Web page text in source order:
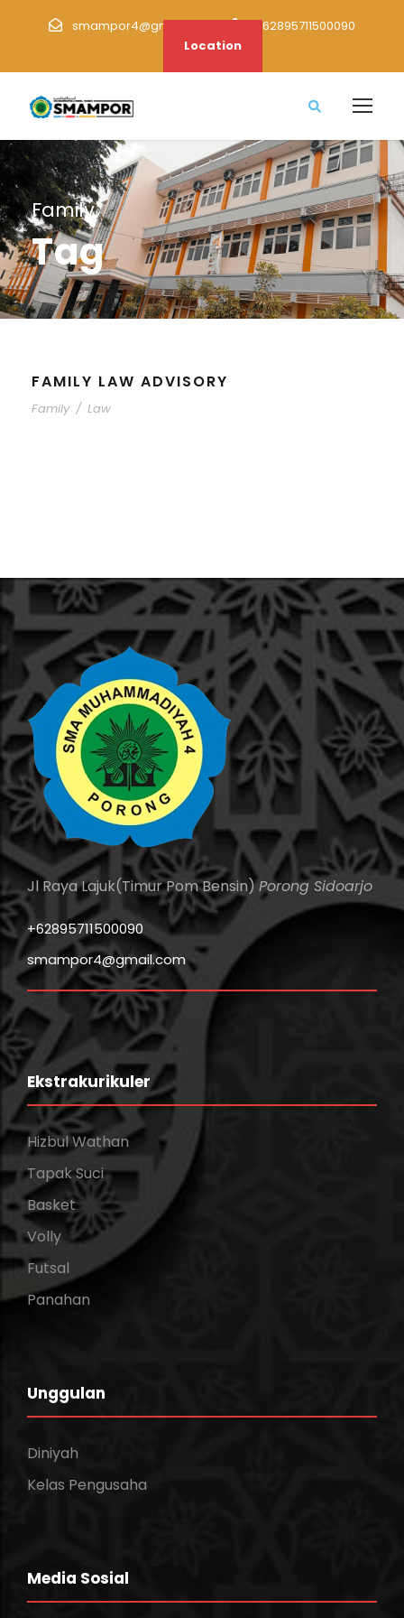
smampor4@gmail.com
+62895711500090
Location
Family
Tag
FAMILY LAW ADVISORY
Family / Law
Jl Raya Lajuk(Timur Pom Bensin)Porong Sidoarjo
+62895711500090
smampor4@gmail.com
Ekstrakurikuler
Hizbul Wathan
Tapak Suci
Basket
Volly
Futsal
Panahan
Unggulan
Diniyah
Kelas Pengusaha
Media Sosial